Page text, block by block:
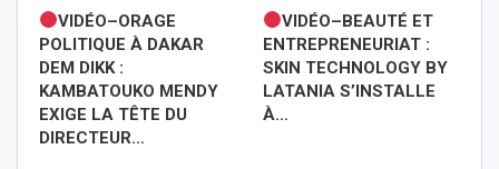
VIDÉO–ORAGE
POLITIQUE À DAKAR
DEM DIKK :
KAMBATOUKO MENDY
EXIGE LA TÊTE DU
DIRECTEUR…
VIDÉO–BEAUTÉ ET
ENTREPRENEURIAT :
SKIN TECHNOLOGY BY
LATANIA S’INSTALLE
À…